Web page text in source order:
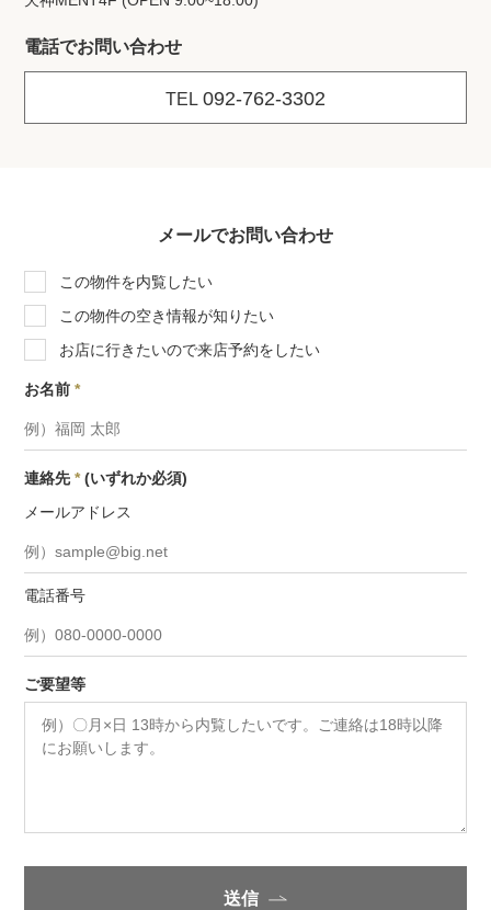
電話でお問い合わせ
TEL 092-762-3302
メールでお問い合わせ
この物件を内覧したい
この物件の空き情報が知りたい
お店に行きたいので来店予約をしたい
お名前*
連絡先* (いずれか必須)
メールアドレス
電話番号
ご要望等
送信